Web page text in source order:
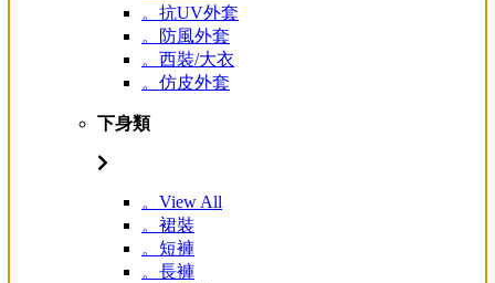
。抗UV外套
。防風外套
。西裝/大衣
。仿皮外套
下身類
。View All
。裙裝
。短褲
。長褲